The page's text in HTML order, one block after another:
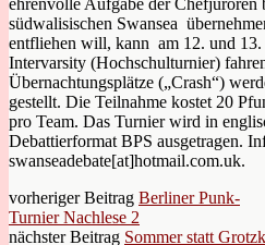
südwalisischen Swansea
entfliehen will, kann am 12. und 13.
Intervarsity (Hochschulturnier)
Übernachtungsplätze („Crash“)
gestellt. Die Teilnahme kostet 20
pro Team. Das Turnier wird in
Debattierformat BPS ausgetragen.
swanseadebate[at]hotmail.com.uk.
vorheriger Beitrag Berliner Punk-
Turnier Nachlese 2
nächster Beitrag Sommer statt